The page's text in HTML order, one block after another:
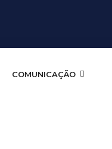
COMUNICAÇÃO